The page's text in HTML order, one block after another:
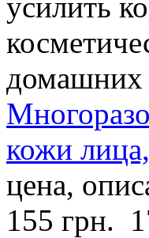
домашних
кожи
цена,
155 грн.